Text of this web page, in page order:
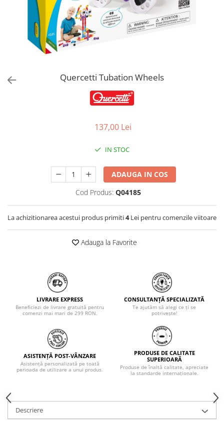
Consultanta Instalare
Jucarii de Sortare
Jucarii de tras
Jucarii din plus
Jucarii muzicale
PAPUSI
Quercetti Tubation Wheels
137,00 Lei
IN STOC
ADAUGA IN COS
Cod Produs: Q04185
La achizitionarea acestui produs primiti4Lei pentru comenzile viitoare
Adauga la Favorite
LIVRARE EXPRESS
Beneficiezi de livrare gratuită pentru
comenzi mai mari de 299 RON.
CONSULTANȚĂ SPECIALIZATĂ
Te ajutăm să alegi ce ți se
potrivește!
ASISTENȚĂ POST-VÂNZARE
Asistență personalizată pe toată
perioada de utilizare a unui produs.
PRODUSE DE CALITATE
SUPERIOARĂ
Produse de înaltă calitate, apreciate
la standarde internaționale.
Descriere